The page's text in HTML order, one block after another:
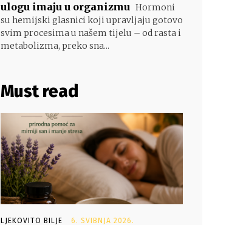
ulogu imaju u organizmu Hormoni
su hemijski glasnici koji upravljaju gotovo
svim procesima u našem tijelu – od rasta i
metabolizma, preko sna...
Must read
LJEKOVITO BILJE 6. SVIBNJA 2026.